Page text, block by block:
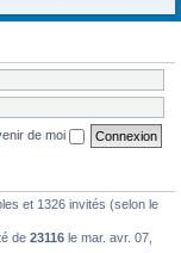
de moi
et 1326 invités (selon le
de 23116 le mar. avr. 07,